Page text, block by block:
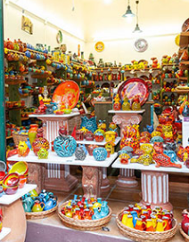
Παλιά Πόλη, Χανιά
Μπετόλο 23